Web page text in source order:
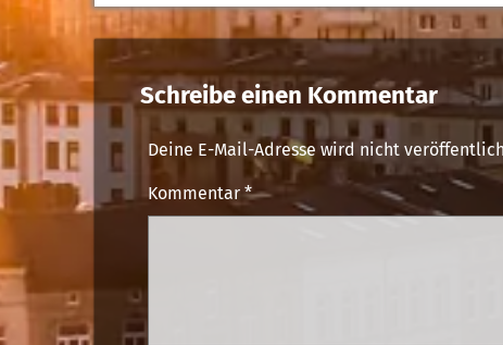
Schreibe einen Kommentar
Deine E-Mail-Adresse wird nicht
Kommentar *